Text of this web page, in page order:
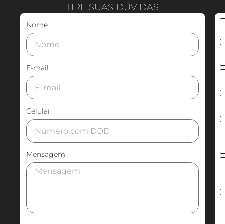
TIRE SUAS DÚVIDAS
Nome
E-mail
Celular
Mensagem